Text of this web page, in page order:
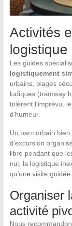
Activités
logistique
Les guides
logistiquement
urbains, plages
ludiques (tramway
tolèrent l’imprévu,
d’humeur.
Un parc urbain
d’excursion
libre pendant que
nul, la logistique
qu’une visite guidée
Organiser
activité
Nous